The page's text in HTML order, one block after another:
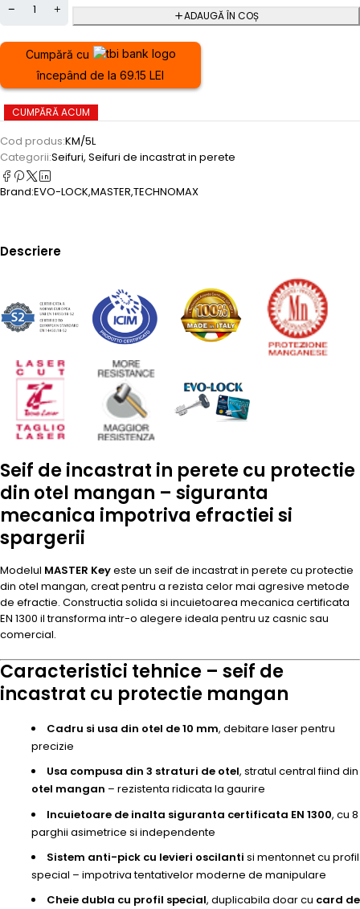
ADAUGĂ ÎN COȘ
Cumpără cu
începând de la 69.15 LEI
CUMPĂRĂ ACUM
Cod produs:KM/5L
Categorii:Seifuri, Seifuri de incastrat in perete
Brand:EVO-LOCK,MASTER,TECHNOMAX
Descriere
Seif de incastrat in perete cu protectie
din otel mangan – siguranta
mecanica impotriva efractiei si
spargerii
Modelul MASTER Keyeste un seif de incastrat in perete cu protectie
din otel mangan, creat pentru a rezista celor mai agresive metode
de efractie. Constructia solida si incuietoarea mecanica certificata
EN 1300 il transforma intr-o alegere ideala pentru uz casnic sau
comercial.
Caracteristici tehnice – seif de
incastrat cu protectie mangan
Cadru si usa din otel de 10 mm, debitare laser pentru
precizie
Usa compusa din 3 straturi de otel, stratul central fiind din
otel mangan – rezistenta ridicata la gaurire
Incuietoare de inalta siguranta certificata EN 1300, cu 8
parghii asimetrice si independente
Sistem anti-pick cu levieri oscilanti si mentonnet cu profil
special – impotriva tentativelor moderne de manipulare
Cheie dubla cu profil special, duplicabila doar cu card de